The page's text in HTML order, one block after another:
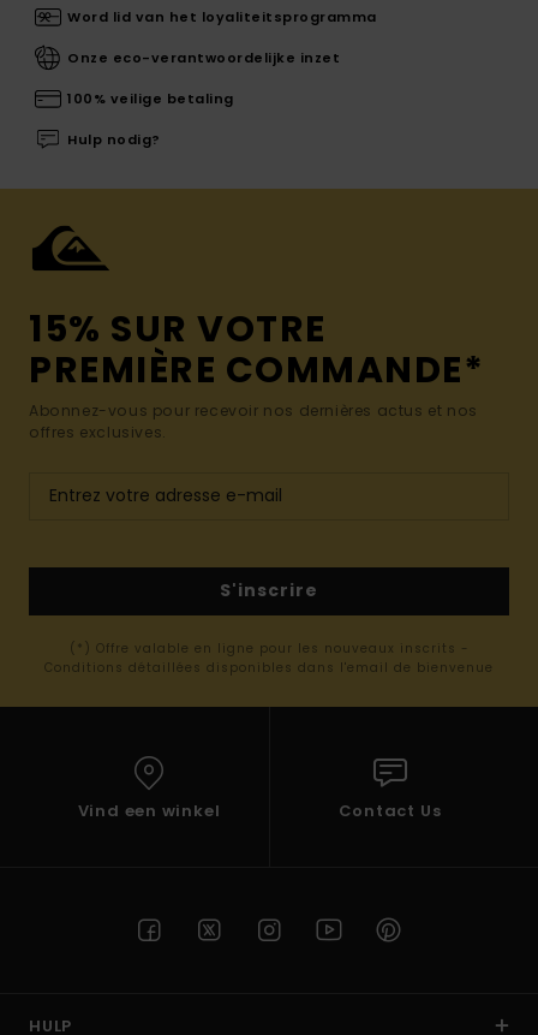
Word lid van het loyaliteitsprogramma
Onze eco-verantwoordelijke inzet
100% veilige betaling
Hulp nodig?
15% SUR VOTRE
PREMIÈRE COMMANDE*
Abonnez-vous pour recevoir nos dernières actus et nos
offres exclusives.
S'inscrire
(*) Offre valable en ligne pour les nouveaux inscrits -
Conditions détaillées disponibles dans l'email de bienvenue
Vind een winkel Contact Us
HULP